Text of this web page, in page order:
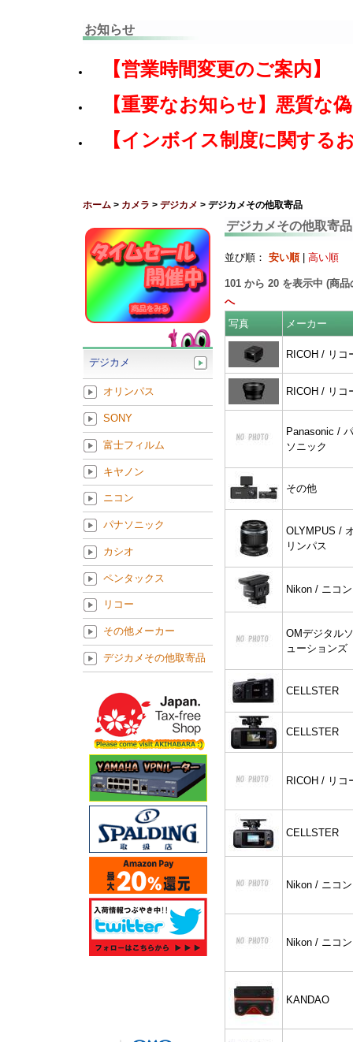
お知らせ
【営業時間変更のご案内】
【重要なお知らせ】悪質な
【インボイス制度に関する
ホーム > カメラ > デジカメ > デジカメその他取寄品
デジカメその他取寄品
並び順： 安い順| 高い順
101 から 20 を表示中 (商
へ
写真
メーカー
RICOH / リコ
RICOH / リコ
Panasonic /
ソニック
その他
OLYMPUS /
リンパス
Nikon / ニコン
OMデジタル
ューションズ
CELLSTER
CELLSTER
RICOH / リコ
CELLSTER
Nikon / ニコン
Nikon / ニコン
KANDAO
デジカメ
オリンパス
SONY
富士フィルム
キヤノン
ニコン
パナソニック
カシオ
ペンタックス
リコー
その他メーカー
デジカメその他取寄品